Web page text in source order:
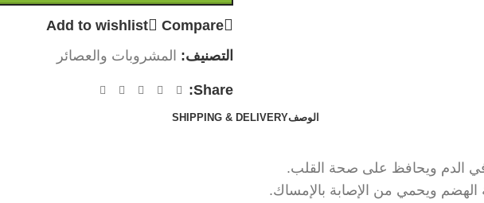
Compare
Add to wishlist
التصنيف: المشروبات والعصائر
Share:
الوصفSHIPPING & DELIVERY
الدم ويحافظ على صحة القلب.
ويحمي من الإصابة بالإمساك.